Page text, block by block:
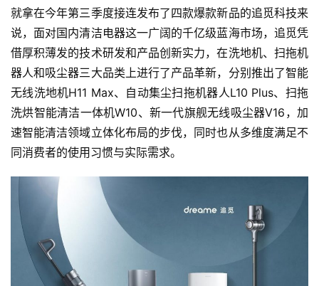
就拿在今年第三季度接连发布了四款爆款新品的追觅科技来
说，面对国内清洁电器这一广阔的千亿级蓝海市场，追觅凭
借厚积薄发的技术研发和产品创新实力，在洗地机、扫拖机
器人和吸尘器三大品类上进行了产品革新，分别推出了智能
无线洗地机H11 Max、自动集尘扫拖机器人L10 Plus、扫拖
洗烘智能清洁一体机W10、新一代旗舰无线吸尘器V16，加
速智能清洁领域立体化布局的步伐，同时也从多维度满足不
同消费者的使用习惯与实际需求。